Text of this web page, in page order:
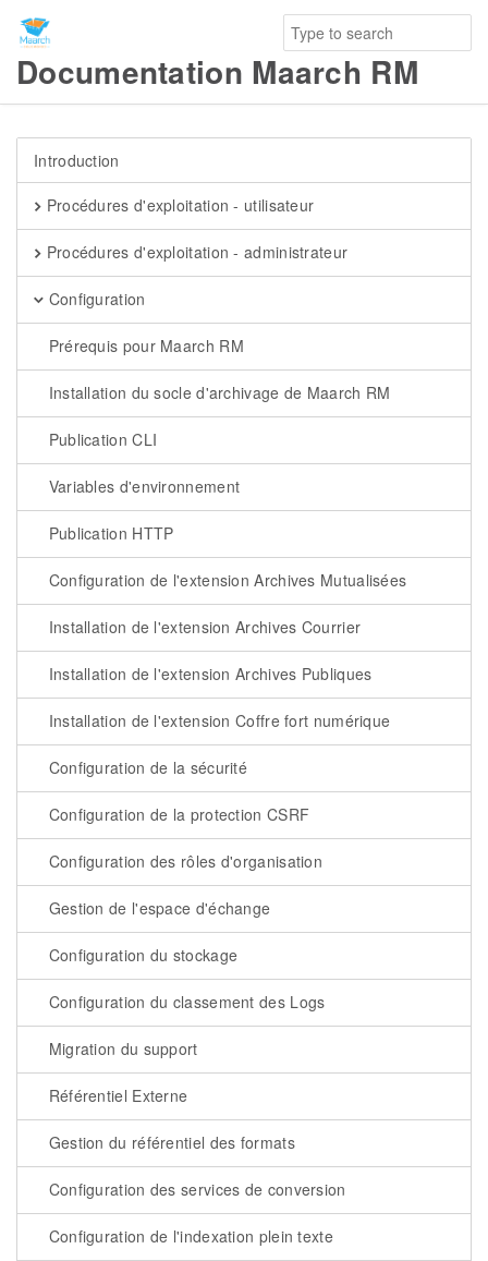
Documentation Maarch RM
Introduction
Procédures d'exploitation - utilisateur
Procédures d'exploitation - administrateur
Configuration
Prérequis pour Maarch RM
Installation du socle d'archivage de Maarch RM
Publication CLI
Variables d'environnement
Publication HTTP
Configuration de l'extension Archives Mutualisées
Installation de l'extension Archives Courrier
Installation de l'extension Archives Publiques
Installation de l'extension Coffre fort numérique
Configuration de la sécurité
Configuration de la protection CSRF
Configuration des rôles d'organisation
Gestion de l'espace d'échange
Configuration du stockage
Configuration du classement des Logs
Migration du support
Référentiel Externe
Gestion du référentiel des formats
Configuration des services de conversion
Configuration de l'indexation plein texte